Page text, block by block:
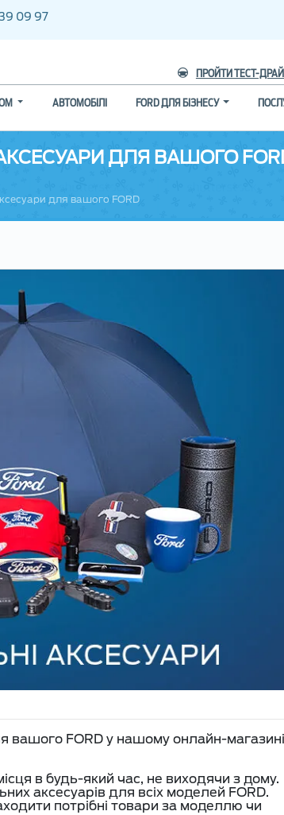
09 97
ПРОЙТИ ТЕСТ-
АВТОМОБІЛІ FORD ДЛЯ БІЗНЕСУ
ДЛЯ ВАШОГО
для вашого FORD
вашого FORD у нашому онлайн-магазині
в будь-який час, не виходячи з дому.
аксесуарів для всіх моделей FORD.
потрібні товари за моделлю чи